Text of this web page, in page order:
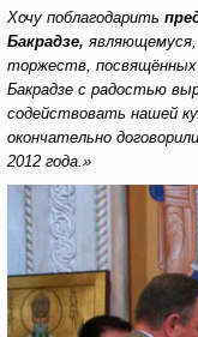
Хочу поблагодарить
Бакрадзе,
торжеств,
Бакрадзе с радостью
содействовать нашей
окончательно
2012 года.»